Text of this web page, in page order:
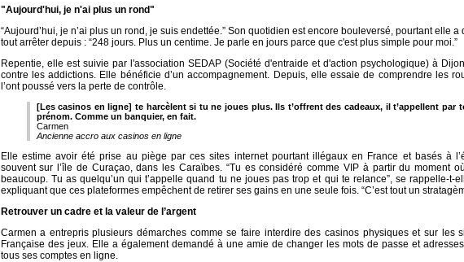
"Aujourd'hui, je n'ai plus un rond"
“Aujourd’hui, je n’ai plus un rond, je suis endettée.” Son quotidien est encore bouleversé, pourtant elle a
tout arrêter depuis : “248 jours. Plus un centime. Je parle en jours parce que c'est plus simple pour moi.”
Repentie, elle est suivie par l'association SEDAP (Société d'entraide et d'action psychologique) à
contre les addictions. Elle bénéficie d’un accompagnement. Depuis, elle essaie de comprendre les
l’ont poussé vers la perte de contrôle.
[Les casinos en ligne] te harcèlent si tu ne joues plus. Ils t’offrent des cadeaux, il t’appellent par
prénom. Comme un banquier, en fait.
Carmen
Ancienne accro aux casinos en ligne
Elle estime avoir été prise au piège par ces sites internet pourtant illégaux en France et basés à
souvent sur l’île de Curaçao, dans les Caraïbes. “Tu es considéré comme VIP à partir du moment
beaucoup. Tu as quelqu’un qui t’appelle quand tu ne joues pas trop et qui te relance”, se rappelle-t-
expliquant que ces plateformes empêchent de retirer ses gains en une seule fois. “C’est tout un
Retrouver un cadre et la valeur de l’argent
Carmen a entrepris plusieurs démarches comme se faire interdire des casinos physiques et sur les
Française des jeux. Elle a également demandé à une amie de changer les mots de passe et
tous ses comptes en ligne.